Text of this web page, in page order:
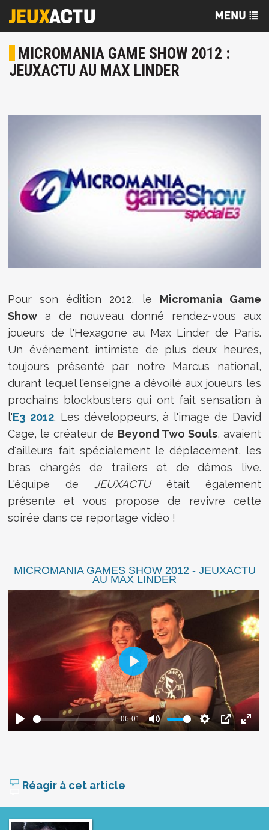
MICROMANIA GAME SHOW 2012 :
JEUXACTU AU MAX LINDER
Pour son édition 2012, le Micromania Game
Show a de nouveau donné rendez-vous aux
joueurs de l'Hexagone au Max Linder de Paris.
Un événement intimiste de plus deux heures,
toujours présenté par notre Marcus national,
durant lequel l'enseigne a dévoilé aux joueurs les
prochains blockbusters qui ont fait sensation à
l'E3 2012. Les développeurs, à l'image de David
Cage, le créateur de Beyond Two Souls, avaient
d'ailleurs fait spécialement le déplacement, les
bras chargés de trailers et de démos live.
L'équipe de JEUXACTUétait également
présente et vous propose de revivre cette
soirée dans ce reportage vidéo !
MICROMANIA GAMES SHOW 2012 - JEUXACTU
AU MAX LINDER
Réagir à cet article